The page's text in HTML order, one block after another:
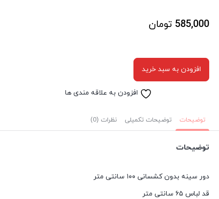
585,000 تومان
افزودن به سبد خرید
افزودن به علاقه مندی ها
توضیحات توضیحات تکمیلی نظرات (0)
توضیحات
دور سینه بدون کشسانی ۱۰۰ سانتی متر
قد لباس ۶۵ سانتی متر